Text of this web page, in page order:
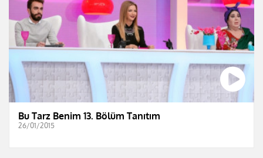
Bu Tarz Benim 13. Bölüm Tanıtım
26/01/2015